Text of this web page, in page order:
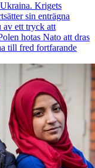
Krigets
sin enträgna
av ett tryck att
hotas Nato att dras
till fred fortfarande